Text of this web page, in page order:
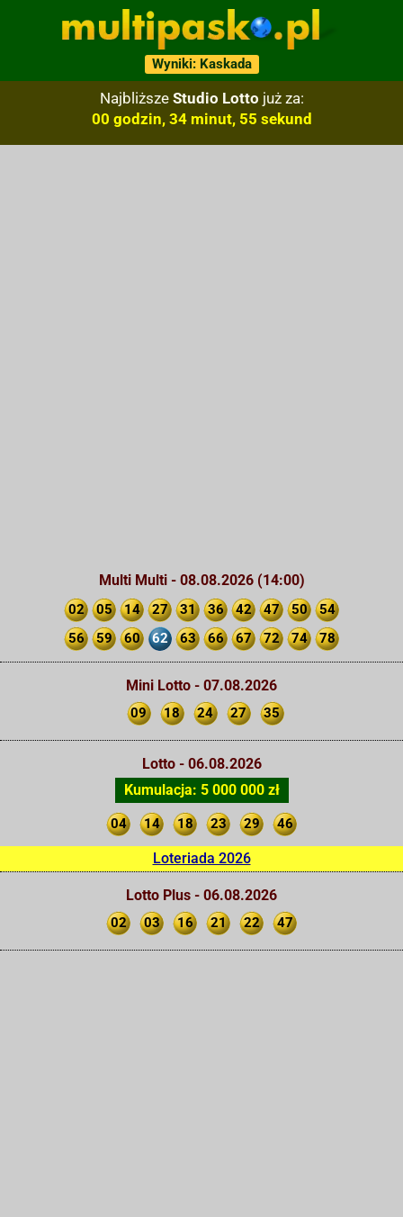
Wyniki: Kaskada
Najbliższe Studio Lotto już za:
00 godzin, 34 minut, 54 sekund
Multi Multi - 08.08.2026 (14:00)
02 05 14 27 31 36 42 47 50
54
56
59 60 62 63 66 67 72 74 78
Mini Lotto - 07.08.2026
09 18 24 27 35
Lotto - 06.08.2026
Kumulacja: 5 000 000 zł
04 14 18 23 29 46
Loteriada 2026
Lotto Plus - 06.08.2026
02 03 16 21 22 47